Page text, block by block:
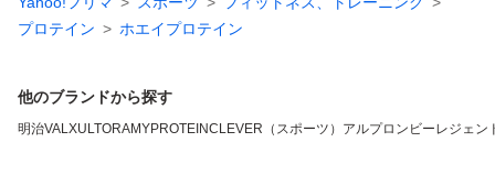
プロテイン
ホエイプロテイン
他のブランドから探す
明治VALXULTORAMYPROTEINCLEVER（スポーツ） アルプロン ビーレジェン